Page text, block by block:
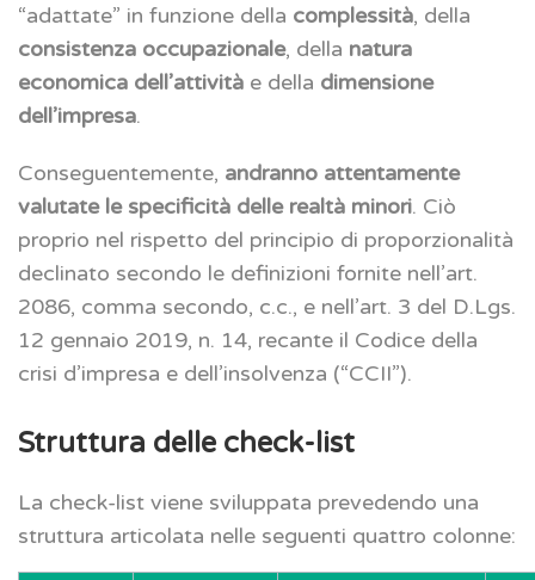
“adattate” in funzione della complessità, della
consistenza occupazionale, della natura
economica dell’attività e della dimensione
dell’impresa.
Conseguentemente, andranno attentamente
valutate le specificità delle realtà minori. Ciò
proprio nel rispetto del principio di proporzionalità
declinato secondo le definizioni fornite nell’art.
2086, comma secondo, c.c., e nell’art. 3 del D.Lgs.
12 gennaio 2019, n. 14, recante il Codice della
crisi d’impresa e dell’insolvenza (“CCII”).
Struttura delle check-list
La check-list viene sviluppata prevedendo una
struttura articolata nelle seguenti quattro colonne: